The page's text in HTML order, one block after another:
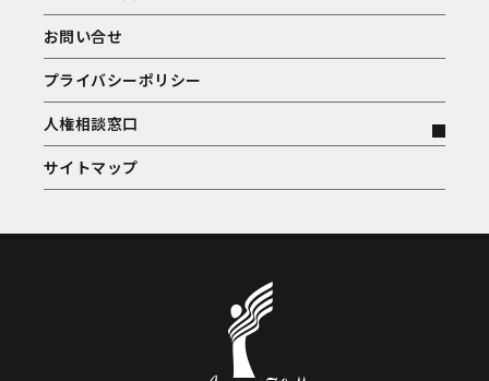
お問い合せ
プライバシーポリシー
人権相談窓口
サイトマップ